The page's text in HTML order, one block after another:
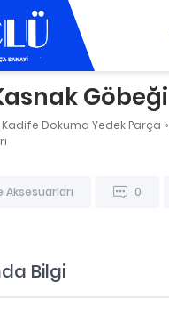
Göbeği
Kadife Dokuma Yedek Parça »
Aksesuarları 0
Bilgi